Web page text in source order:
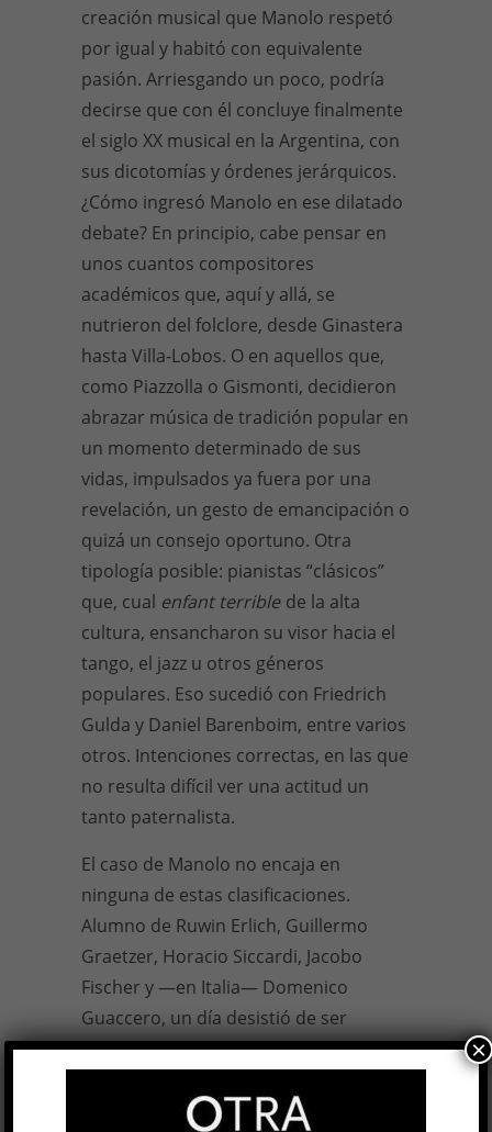
creación musical que Manolo respetó
por igual y habitó con equivalente
pasión. Arriesgando un poco, podría
decirse que con él concluye finalmente
el siglo XX musical en la Argentina, con
sus dicotomías y órdenes jerárquicos.
¿Cómo ingresó Manolo en ese dilatado
debate? En principio, cabe pensar en
unos cuantos compositores
académicos que, aquí y allá, se
nutrieron del folclore, desde Ginastera
hasta Villa-Lobos. O en aquellos que,
como Piazzolla o Gismonti, decidieron
abrazar música de tradición popular en
un momento determinado de sus
vidas, impulsados ya fuera por una
revelación, un gesto de emancipación o
quizá un consejo oportuno. Otra
tipología posible: pianistas “clásicos”
que, cual enfant terrible de la alta
cultura, ensancharon su visor hacia el
tango, el jazz u otros géneros
populares. Eso sucedió con Friedrich
Gulda y Daniel Barenboim, entre varios
otros. Intenciones correctas, en las que
no resulta difícil ver una actitud un
tanto paternalista.
El caso de Manolo no encaja en
ninguna de estas clasificaciones.
Alumno de Ruwin Erlich, Guillermo
Graetzer, Horacio Siccardi, Jacobo
Fischer y —en Italia— Domenico
Guaccero, un día desistió de ser
pianista de concierto porque prefería
y consagrarse, en cambio, como
×